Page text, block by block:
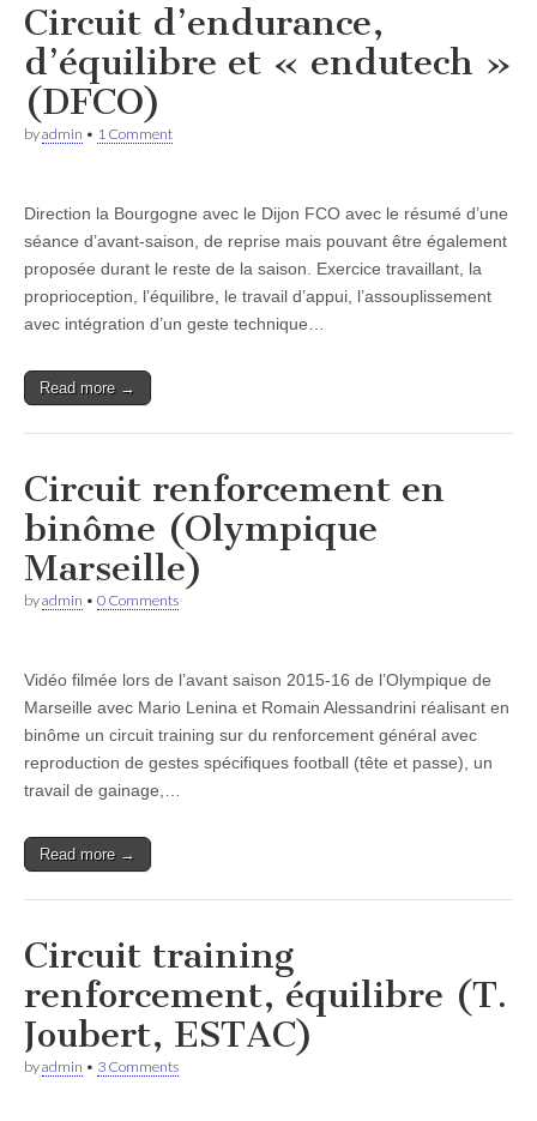
Circuit d’endurance,
d’équilibre et « endutech »
(DFCO)
byadmin • 1 Comment
Direction la Bourgogne avec le Dijon FCO avec le résumé d’une
séance d’avant-saison, de reprise mais pouvant être également
proposée durant le reste de la saison. Exercice travaillant, la
proprioception, l’équilibre, le travail d’appui, l’assouplissement
avec intégration d’un geste technique…
Read more →
Circuit renforcement en
binôme (Olympique
Marseille)
byadmin • 0 Comments
Vidéo filmée lors de l’avant saison 2015-16 de l’Olympique de
Marseille avec Mario Lenina et Romain Alessandrini réalisant en
binôme un circuit training sur du renforcement général avec
reproduction de gestes spécifiques football (tête et passe), un
travail de gainage,…
Read more →
Circuit training
renforcement, équilibre (T.
Joubert, ESTAC)
byadmin • 3 Comments